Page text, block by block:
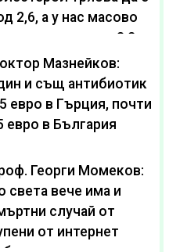
2,6, а у нас масово
живее с нива от 3,2
Мазнейков:
и същ антибиотик
евро в Гърция, почти
евро в България
Георги Момеков:
света вече има и
случай от
от интернет